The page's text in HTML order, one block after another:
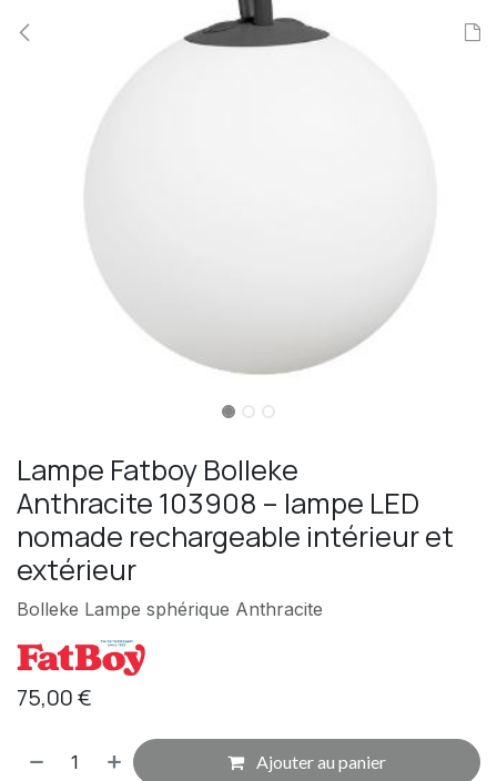
Lampe Fatboy Bolleke
Anthracite 103908 – lampe LED
nomade rechargeable intérieur et
extérieur
Bolleke Lampe sphérique Anthracite
75,00€
Ajouter au panier